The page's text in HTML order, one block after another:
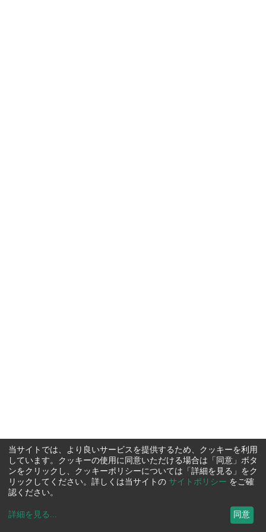
当サイトでは、より良いサービスを提供するため、クッキーを利用
しています。クッキーの使用に同意いただける場合は「同意」ボタ
ンをクリックし、クッキーポリシーについては「詳細を見る」をク
リックしてください。詳しくは当サイトの サイトポリシー をご確
認ください。
詳細を見る ... 同意